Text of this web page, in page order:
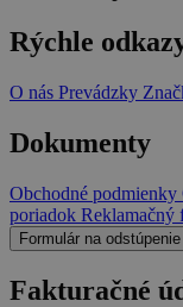
Rýchle
O nás Prevádzky
Dokumenty
Obchodné podmienky
poriadok Reklamačný
Formulár na
Fakturačné